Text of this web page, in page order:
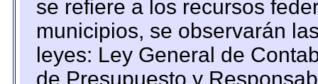
se refiere a los recursos
municipios, se observarán
leyes: Ley General de
de Presupuesto y